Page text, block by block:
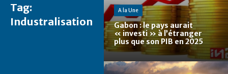
Tag:
Industralisation
A la Une
Gabon : le pays aurait
« investi » à l’étranger
plus que son PIB en 2025